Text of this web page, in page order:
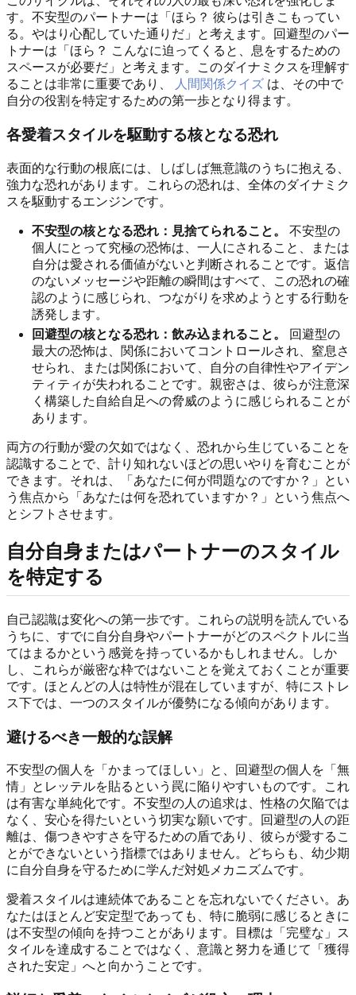
す。不安型のパートナーは「ほら？ 彼らは引きこもってい
る。やはり心配していた通りだ」と考えます。回避型のパー
トナーは「ほら？ こんなに迫ってくると、息をするための
スペースが必要だ」と考えます。このダイナミクスを理解す
ることは非常に重要であり、
人間関係クイズ は、その中で
自分の役割を特定するための第一歩となり得ます。
各愛着スタイルを駆動する核となる恐れ
表面的な行動の根底には、しばしば無意識のうちに抱える、
強力な恐れがあります。これらの恐れは、全体のダイナミク
スを駆動するエンジンです。
不安型の核となる恐れ：見捨てられること。
不安型の
個人にとって究極の恐怖は、一人にされること、または
自分は愛される価値がないと判断されることです。返信
のないメッセージや距離の瞬間はすべて、この恐れの確
認のように感じられ、つながりを求めようとする行動を
誘発します。
回避型の核となる恐れ：飲み込まれること。
回避型の
最大の恐怖は、関係においてコントロールされ、窒息さ
せられ、または関係において、自分の自律性やアイデン
ティティが失われることです。親密さは、彼らが注意深
く構築した自給自足への脅威のように感じられることが
あります。
両方の行動が愛の欠如ではなく、恐れから生じていることを
認識することで、計り知れないほどの思いやりを育むことが
できます。それは、「あなたに何が問題なのですか？」とい
う焦点から「あなたは何を恐れていますか？」という焦点へ
とシフトさせます。
自分自身またはパートナーのスタイル
を特定する
自己認識は変化への第一歩です。これらの説明を読んでいる
うちに、すでに自分自身やパートナーがどのスペクトルに当
てはまるかという感覚を持っているかもしれません。しか
し、これらが厳密な枠ではないことを覚えておくことが重要
です。ほとんどの人は特性が混在していますが、特にストレ
ス下では、一つのスタイルが優勢になる傾向があります。
避けるべき一般的な誤解
不安型の個人を「かまってほしい」と、回避型の個人を「無
情」とレッテルを貼るという罠に陥りやすいものです。これ
は有害な単純化です。不安型の人の追求は、性格の欠陥では
なく、安心を得たいという切実な願いです。回避型の人の距
離は、傷つきやすさを守るための盾であり、彼らが愛するこ
とができないという指標ではありません。どちらも、幼少期
に自分自身を守るために学んだ対処メカニズムです。
愛着スタイルは連続体であることを忘れないでください。あ
なたはほとんど安定型であっても、特に脆弱に感じるときに
は不安型の傾向を持つことがあります。目標は「完璧な」ス
タイルを達成することではなく、意識と努力を通じて「獲得
された安定」へと向かうことです。